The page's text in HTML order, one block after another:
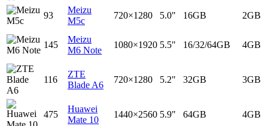
93
Meizu
M5c
720×1280 5.0" 16GB 2GB
145
Meizu
M6 Note
1080×1920 5.5" 16/32/64GB 4GB
116
ZTE
Blade A6
720×1280 5.2" 32GB 3GB
475
Huawei
Mate 10
1440×2560 5.9" 64GB 4GB